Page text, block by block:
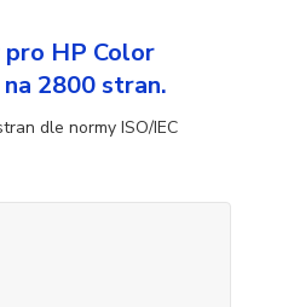
HP Color
2800 stran.
dle normy ISO/IEC